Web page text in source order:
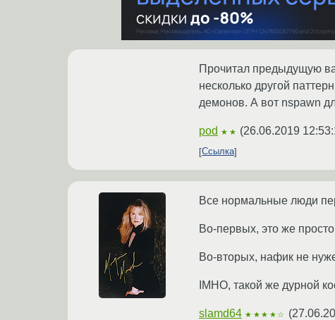
Прочитал предыдущую
несколько другой
демонов. А вот nspawn
pod ★★ (26.06.2019
Ссылка
Все нормальные люди
Во-первых, это же
Во-вторых, нафик не
IMHO, такой же дурной
slamd64 ★★★★☆ (